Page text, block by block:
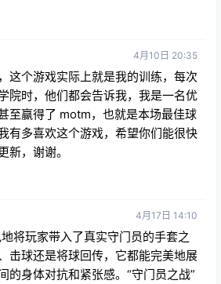
4月10日 20:35
这个游戏实际上就是我的训练，每次
院时，他们都会告诉我，我是一名优
至赢得了 motm，也就是本场最佳球
有多喜欢这个游戏，希望你们能很快
新，谢谢。
4月17日 14:10
将玩家带入了真实守门员的手套之
击球还是将球回传，它都能完美地展
的身体对抗和紧张感。“守门员之战”